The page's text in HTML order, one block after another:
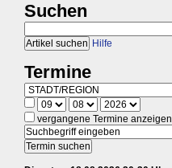
Suchen
Hilfe
Termine
vergangene Termine anzeigen